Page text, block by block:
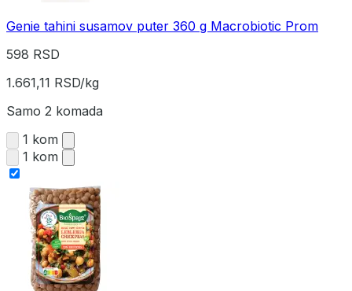
Genie tahini susamov puter 360 g Macrobiotic Prom
598 RSD
1.661,11 RSD/kg
Samo 2 komada
1 kom
1 kom